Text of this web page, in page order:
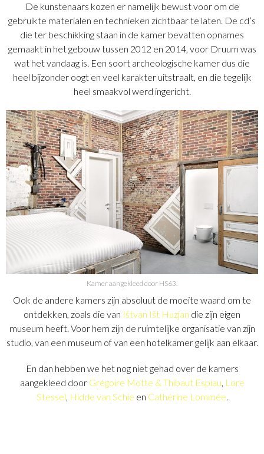
De kunstenaars kozen er namelijk bewust voor om de
gebruikte materialen en technieken zichtbaar te laten. De cd’s
die ter beschikking staan in de kamer bevatten opnames
gemaakt in het gebouw tussen 2012 en 2014, voor Druum was
wat het vandaag is. Een soort archeologische kamer dus die
heel bijzonder oogt en veel karakter uitstraalt, en die tegelijk
heel smaakvol werd ingericht.
Kamer aangekleed door HS63.
Ook de andere kamers zijn absoluut de moeite waard om te
ontdekken, zoals die van Ištvan Išt Huzjan die zijn eigen
museum heeft. Voor hem zijn de ruimtelijke organisatie van zijn
studio, van een museum of van een hotelkamer gelijk aan elkaar.
En dan hebben we het nog niet gehad over de kamers
aangekleed door Grégoire Motte & Thibaut Espiau, Lore
Stessel, Hidde van Schie en Cathérine Lommée.